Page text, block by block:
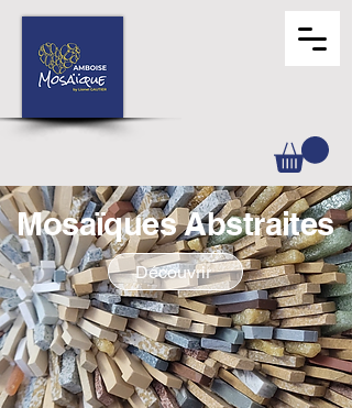
Mosaïques Abstraites
Découvrir